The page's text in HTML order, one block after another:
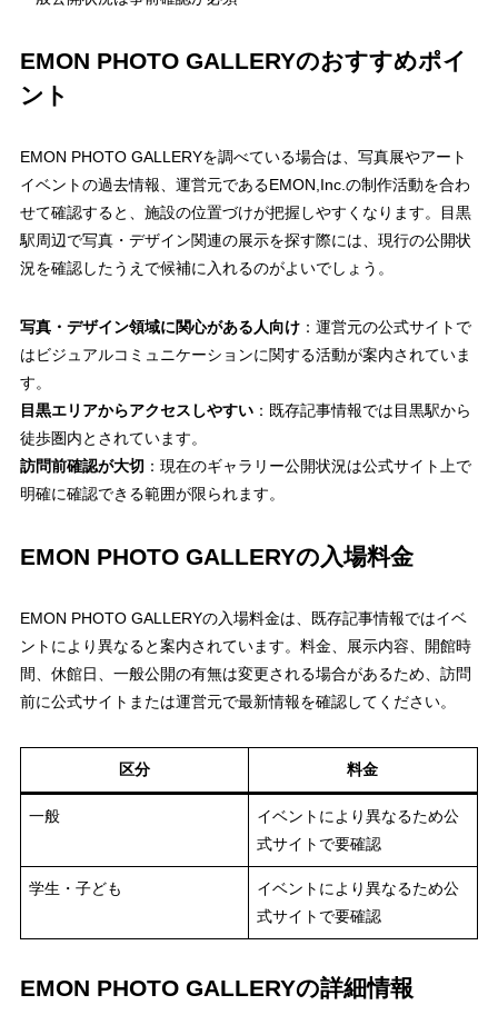
EMON PHOTO GALLERYのおすすめポイ
ント
EMON PHOTO GALLERYを調べている場合は、写真展やアート
イベントの過去情報、運営元であるEMON,Inc.の制作活動を合わ
せて確認すると、施設の位置づけが把握しやすくなります。目黒
駅周辺で写真・デザイン関連の展示を探す際には、現行の公開状
況を確認したうえで候補に入れるのがよいでしょう。
写真・デザイン領域に関心がある人向け：運営元の公式サイトで
はビジュアルコミュニケーションに関する活動が案内されていま
す。
目黒エリアからアクセスしやすい：既存記事情報では目黒駅から
徒歩圏内とされています。
訪問前確認が大切 ：現在のギャラリー公開状況は公式サイト上で
明確に確認できる範囲が限られます。
EMON PHOTO GALLERYの入場料金
EMON PHOTO GALLERYの入場料金は、既存記事情報ではイベ
ントにより異なると案内されています。料金、展示内容、開館時
間、休館日、一般公開の有無は変更される場合があるため、訪問
前に公式サイトまたは運営元で最新情報を確認してください。
区分 料金
一般
イベントにより異なるため公
式サイトで要確認
学生・子ども
イベントにより異なるため公
式サイトで要確認
EMON PHOTO GALLERYの詳細情報